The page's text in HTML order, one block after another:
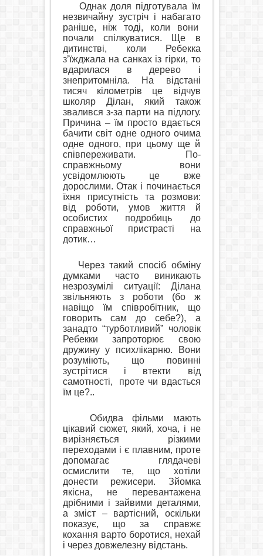
Однак доля підготувала їм
незвичайну зустріч і набагато
раніше, ніж тоді, коли вони
почали спілкуватися. Ще в
дитинстві, коли Ребекка
з’їжджала на санках із гірки, то
вдарилася в дерево і
знепритомніла. На відстані
тисяч кілометрів це відчув
школяр Ділан, який також
звалився з-за парти на підлогу.
Причина – їм просто вдається
бачити світ одне одного очима
одне одного, при цьому ще й
співпереживати. По-
справжньому вони
усвідомлюють це вже
дорослими. Отак і починається
їхня присутність та розмови:
від роботи, умов життя й
особистих подробиць до
справжньої пристрасті на
дотик…
Через такий спосіб обміну
думками часто виникають
незрозумілі ситуації: Ділана
звільняють з роботи (бо ж
навіщо їм співробітник, що
говорить сам до себе?), а
занадто “турботливий” чоловік
Ребекки запроторює свою
дружину у психлікарню.
Вони
розуміють, що повинні
зустрітися і втекти від
самотності,
проте чи вдасться
їм це?..
Обидва фільми мають
цікавий сюжет, який, хоча, і не
вирізняється різкими
переходами і є плавним, проте
допомагає глядачеві
осмислити те, що хотіли
донести режисери. Зйомка
якісна, не перевантажена
дрібними і зайвими деталями,
а зміст – вартісний, оскільки
показує, що за справжє
кохання варто боротися, нехай
і через довжелезну відстань.